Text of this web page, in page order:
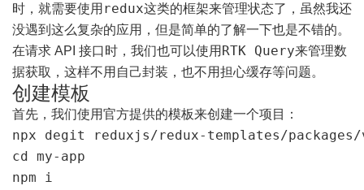
时，就需要使用 redux这类的框架来管理状态了，虽然我还
没遇到这么复杂的应用，但是简单的了解一下也是不错的。
在请求 API 接口时，我们也可以使用 RTK Query来管理数
据获取，这样不用自己封装，也不用担心缓存等问题。
创建模板
首先，我们使用官方提供的模板来创建一个项目：
npx degit reduxjs/redux-templates/
cd my-app
npm i